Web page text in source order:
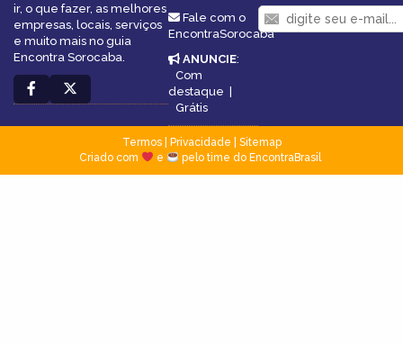
ir, o que fazer, as melhores
empresas, locais, serviços
e muito mais no guia
Encontra Sorocaba.
Fale com o
EncontraSorocaba
ANUNCIE:
Com
destaque |
Grátis
Termos| Privacidade
Sitemap
Criado com
e pelo time do EncontraBrasil